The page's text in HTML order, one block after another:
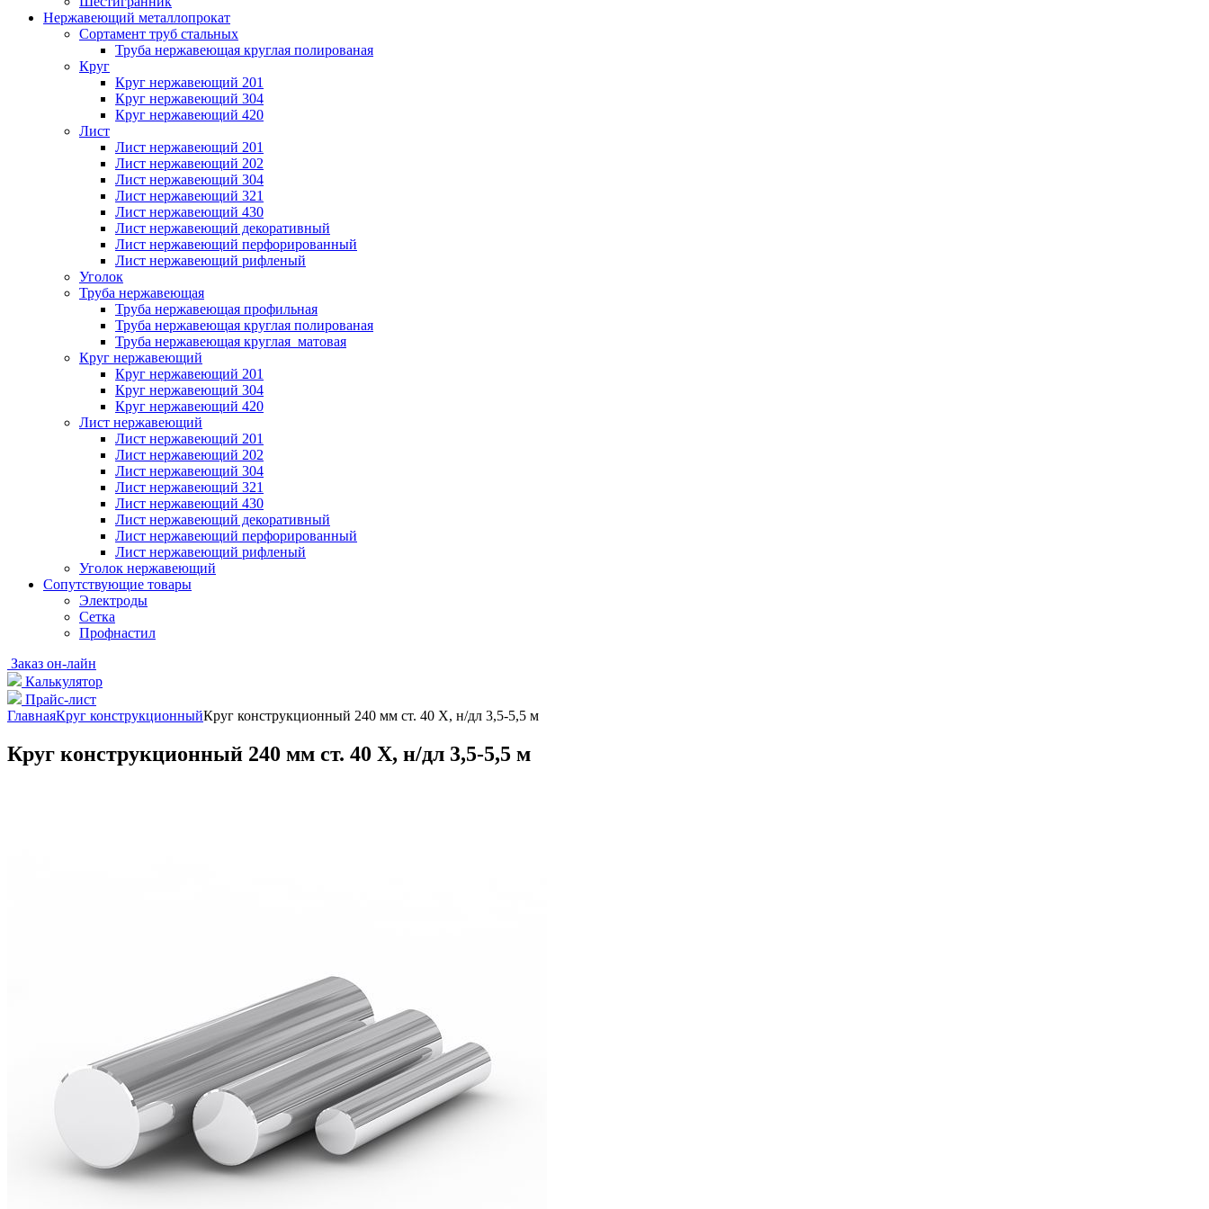
Нержавеющий металлопрокат
Сортамент труб стальных
Труба нержавеющая круглая полированая
Круг
Круг нержавеющий 201
Круг нержавеющий 304
Круг нержавеющий 420
Лист
Лист нержавеющий 201
Лист нержавеющий 202
Лист нержавеющий 304
Лист нержавеющий 321
Лист нержавеющий 430
Лист нержавеющий декоративный
Лист нержавеющий перфорированный
Лист нержавеющий рифленый
Уголок
Труба нержавеющая
Труба нержавеющая профильная
Труба нержавеющая круглая полированая
Труба нержавеющая круглая матовая
Круг нержавеющий
Круг нержавеющий 201
Круг нержавеющий 304
Круг нержавеющий 420
Лист нержавеющий
Лист нержавеющий 201
Лист нержавеющий 202
Лист нержавеющий 304
Лист нержавеющий 321
Лист нержавеющий 430
Лист нержавеющий декоративный
Лист нержавеющий перфорированный
Лист нержавеющий рифленый
Уголок нержавеющий
Cопутствующие товары
Электроды
Сетка
Профнастил
Заказ он-лайн
Калькулятор
Прайс-лист
ГлавнаяКруг конструкционныйКруг конструкционный 240 мм ст. 40 Х, н/дл 3,5-5,5 м
Круг конструкционный 240 мм ст. 40 Х, н/дл 3,5-5,5 м